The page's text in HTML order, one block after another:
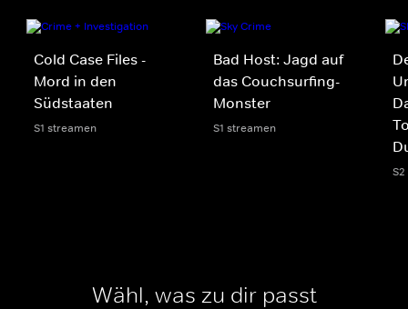
Cold Case Files -
Mord in den
Südstaaten
S1 streamen
Bad Host: Jagd auf
das Couchsurfing-
Monster
S1 streamen
Wähl, was zu dir passt